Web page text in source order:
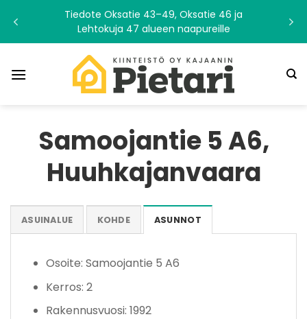
content
Tiedote Oksatie 43–49, Oksatie 46 ja
Lehtokuja 47 alueen naapureille
Samoojantie 5 A6,
Huuhkajanvaara
ASUINALUE KOHDE ASUNNOT
Osoite: Samoojantie 5 A6
Kerros: 2
Rakennusvuosi: 1992